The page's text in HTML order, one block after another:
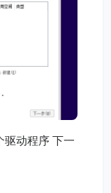
驱动程序 下一